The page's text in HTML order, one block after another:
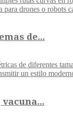
de...
vacuna...